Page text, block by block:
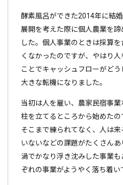
酵素風呂ができた2014年に結
展開を考えた際に個人農業を
した。個人事業のときは採算
くなかったのですが、やはり
ことでキャッシュフローがど
大きな転機になりました。
当初は人を雇い、農家民宿事
柱を立てるところから始めた
そこまで練られてなく、人は
いないなどの課題がたくさん
渦でかなり浮き沈みした事業
ぞれの事業がようやく落ち着い